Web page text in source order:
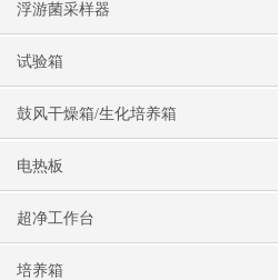
浮游菌采样器
试验箱
鼓风干燥箱/生化培养箱
电热板
超净工作台
培养箱